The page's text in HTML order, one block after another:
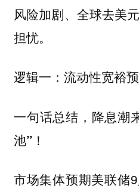
风险加剧、全球去美
担忧。
逻辑一：流动性宽裕
一句话总结，降息潮
池”！
市场集体预期美联储